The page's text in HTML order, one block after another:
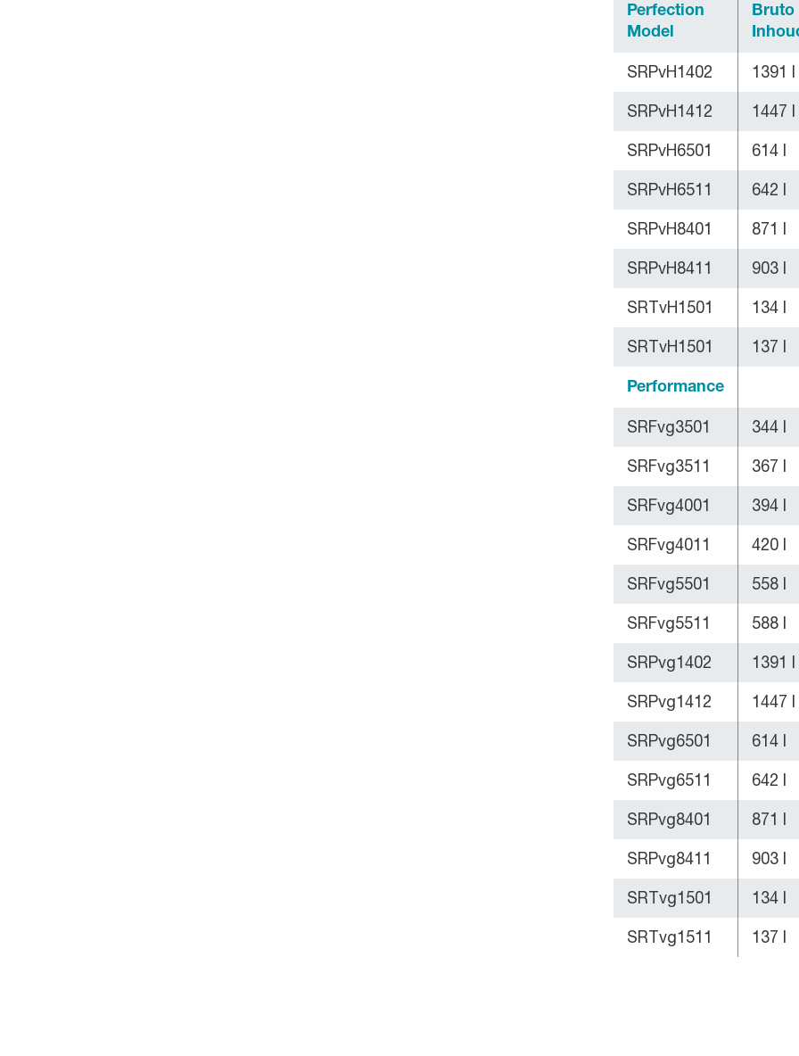
Perfection
Model
Bruto
SRPvH1402 1391 l
SRPvH1412 1447 l
SRPvH6501 614 l
SRPvH6511 642 l
SRPvH8401 871 l
SRPvH8411 903 l
SRTvH1501 134 l
SRTvH1501 137 l
Performance
SRFvg3501 344 l
SRFvg3511 367 l
SRFvg4001 394 l
SRFvg4011 420 l
SRFvg5501 558 l
SRFvg5511 588 l
SRPvg1402 1391 l
SRPvg1412 1447 l
SRPvg6501 614 l
SRPvg6511 642 l
SRPvg8401 871 l
SRPvg8411 903 l
SRTvg1501 134 l
SRTvg1511 137 l